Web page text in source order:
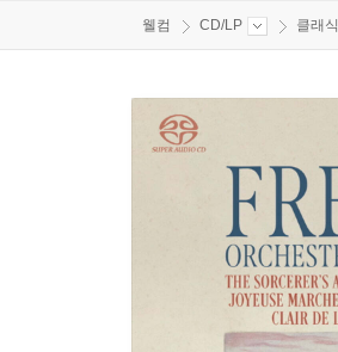
웰컴 CD/LP 클래식